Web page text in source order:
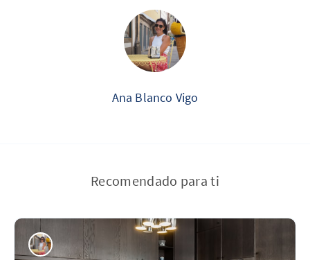
Ana Blanco Vigo
Recomendado para ti